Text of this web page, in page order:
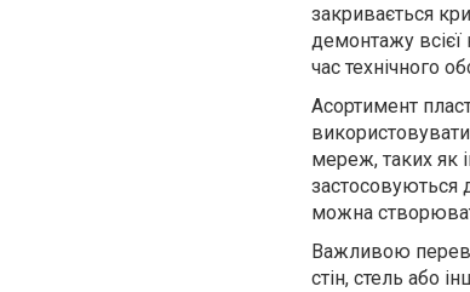
закривається
демонтажу всієї
час технічного
Асортимент
мереж, таких як
застосовуються
можна
Важливою
стін, стель або